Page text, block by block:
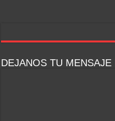
DEJANOS TU MENSAJE